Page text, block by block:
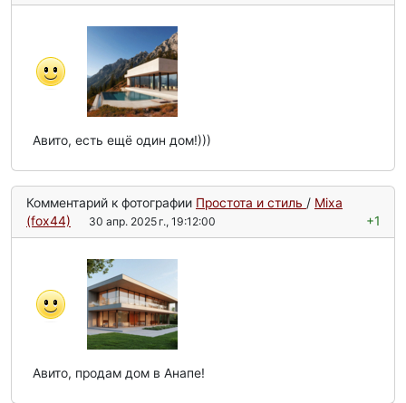
Авито, есть ещё один дом!)))
Комментарий к фотографии Простота и стиль / Mixa
(fox44)
30 апр. 2025 г., 19:12:00 +1
Авито, продам дом в Анапе!